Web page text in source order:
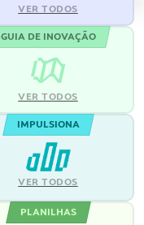
VER TODOS
GUIA DE INOVAÇÃO
VER TODOS
IMPULSIONA
VER TODOS
PLANILHAS